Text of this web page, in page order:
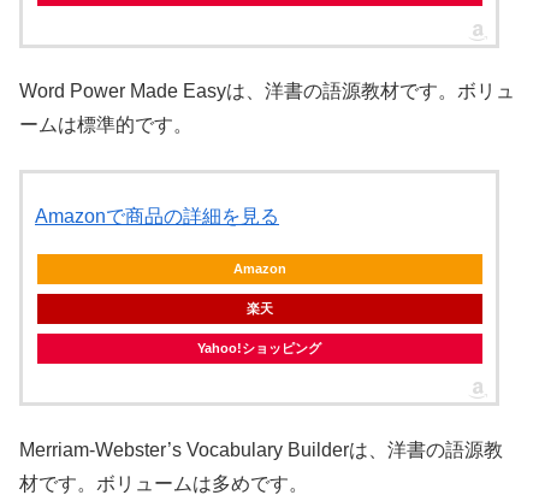
Word Power Made Easyは、洋書の語源教材です。ボリュ
ームは標準的です。
Amazonで商品の詳細を見る
Amazon
楽天
Yahoo!ショッピング
Merriam-Webster’s Vocabulary Builderは、洋書の語源教
材です。ボリュームは多めです。